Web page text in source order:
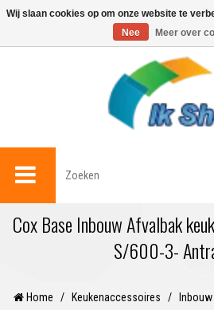
0
Cox Base Inbouw Afvalbak
S/600-3-
Home / Keukenaccessoires /
Wij slaan cookies op om onze website te
Nee
Meer over